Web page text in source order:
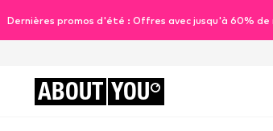
Dernières promos d'été : Offres avec jusqu'à 60% de
ABOUT YOU